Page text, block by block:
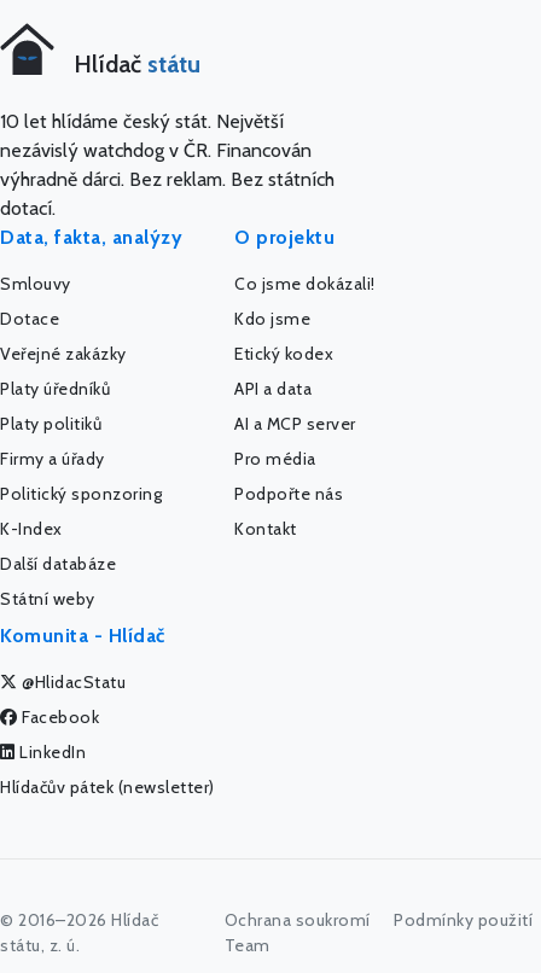
Hlídač státu
10 let hlídáme český stát. Největší
nezávislý watchdog v ČR. Financován
výhradně dárci. Bez reklam. Bez státních
dotací.
Data, fakta, analýzy
Smlouvy
Dotace
Veřejné zakázky
Platy úředníků
Platy politiků
Firmy a úřady
Politický sponzoring
K-Index
Další databáze
Státní weby
O projektu
Co jsme dokázali!
Kdo jsme
Etický kodex
API a data
AI a MCP server
Pro média
Podpořte nás
Kontakt
Komunita - Hlídač
@HlidacStatu
Facebook
LinkedIn
Hlídačův pátek (newsletter)
© 2016–2026 Hlídač
státu, z. ú.
Ochrana soukromí
Podmínky použití
Team